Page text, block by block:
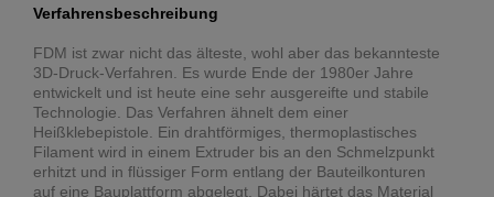
Verfahrensbeschreibung
FDM ist zwar nicht das älteste, wohl aber das bekannteste
3D-Druck-Verfahren. Es wurde Ende der 1980er Jahre
entwickelt und ist heute eine sehr ausgereifte und stabile
Technologie. Das Verfahren ähnelt dem einer
Heißklebepistole. Ein drahtförmiges, thermoplastisches
Filament wird in einem Extruder bis an den Schmelzpunkt
erhitzt und in flüssiger Form entlang der Bauteilkonturen
auf eine Bauplattform abgelegt. Dabei härtet das Material